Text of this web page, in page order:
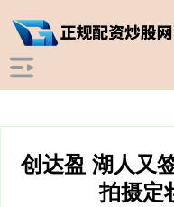
创达盈 湖人又
拍摄定